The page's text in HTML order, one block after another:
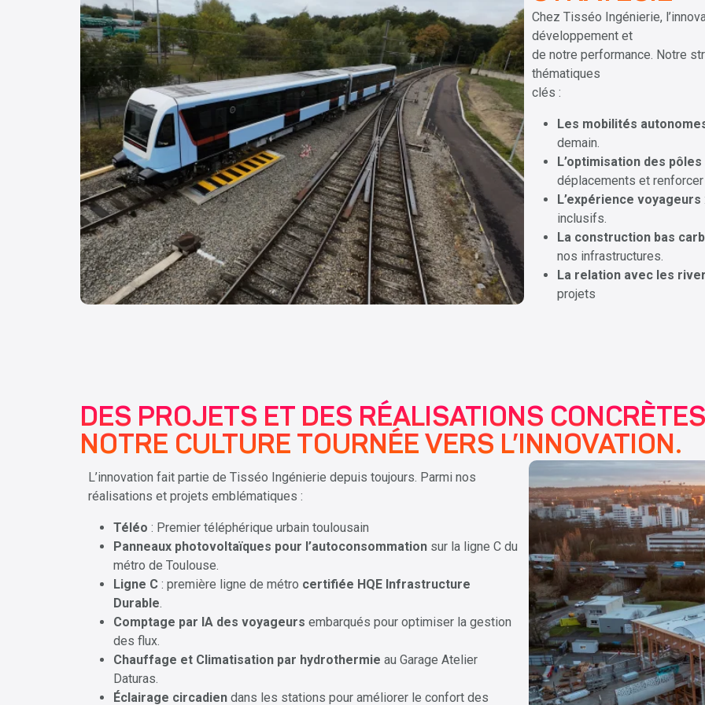
Chez Tisséo Ingénierie,
développement et
de notre performance. Notre
thématiques
clés :
Les mobilités
demain.
L’optimisation des
déplacements et renforcer
L’expérience voyageurs
inclusifs.
La construction bas
nos infrastructures.
La relation avec les
projets
DES PROJETS ET DES RÉALISATIONS
NOTRE CULTURE TOURNÉE VERS L’INNOVATION.
L’innovation fait partie de Tisséo Ingénierie depuis toujours. Parmi nos
réalisations et projets emblématiques :
Téléo : Premier téléphérique urbain toulousain
Panneaux photovoltaïques pour l’autoconsommation sur la ligne C du
métro de Toulouse.
Ligne C : première ligne de métro certifiée HQE Infrastructure
Durable.
Comptage par IA des voyageurs embarqués pour optimiser la gestion
des flux.
Chauffage et Climatisation par hydrothermie au Garage Atelier
Daturas.
Éclairage circadien dans les stations pour améliorer le confort des